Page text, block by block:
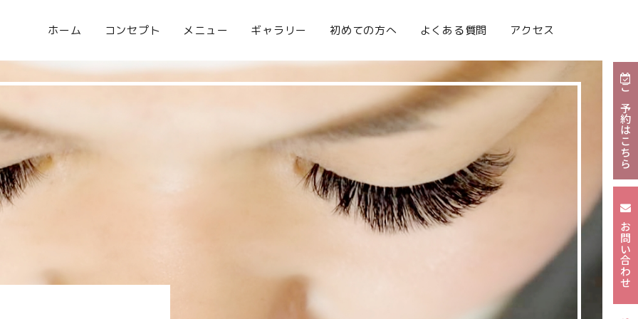
ホーム コンセプト メニュー ギャラリー 初めての方へ よくある質問 アクセス
ご予約はこちら
お問い合わせ